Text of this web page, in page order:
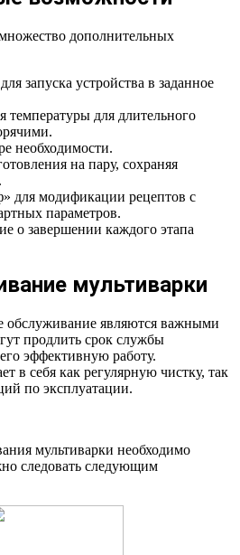
дополнительных
запуска устройства в заданное
для длительного
необходимости.
на пару, сохраняя
для модификации рецептов с
параметров.
о завершении каждого этапа
мультиварки
обслуживание являются важными
продлить срок службы
эффективную работу.
в себя как регулярную чистку, так
по эксплуатации.
мультиварки необходимо
следовать следующим